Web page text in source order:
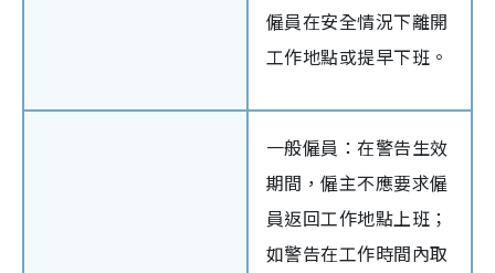
僱員在安全情況下離開
工作地點或提早下班。
一般僱員：在警告生效
期間，僱主不應要求僱
員返回工作地點上班；
如警告在工作時間內取